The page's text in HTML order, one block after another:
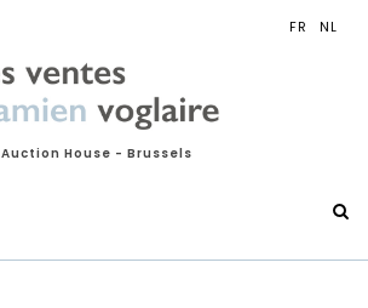
Auction House - Brussels